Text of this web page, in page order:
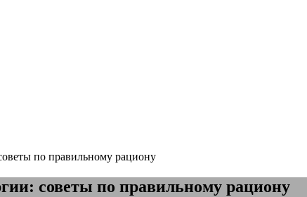
по правильному рациону
советы по правильному рациону